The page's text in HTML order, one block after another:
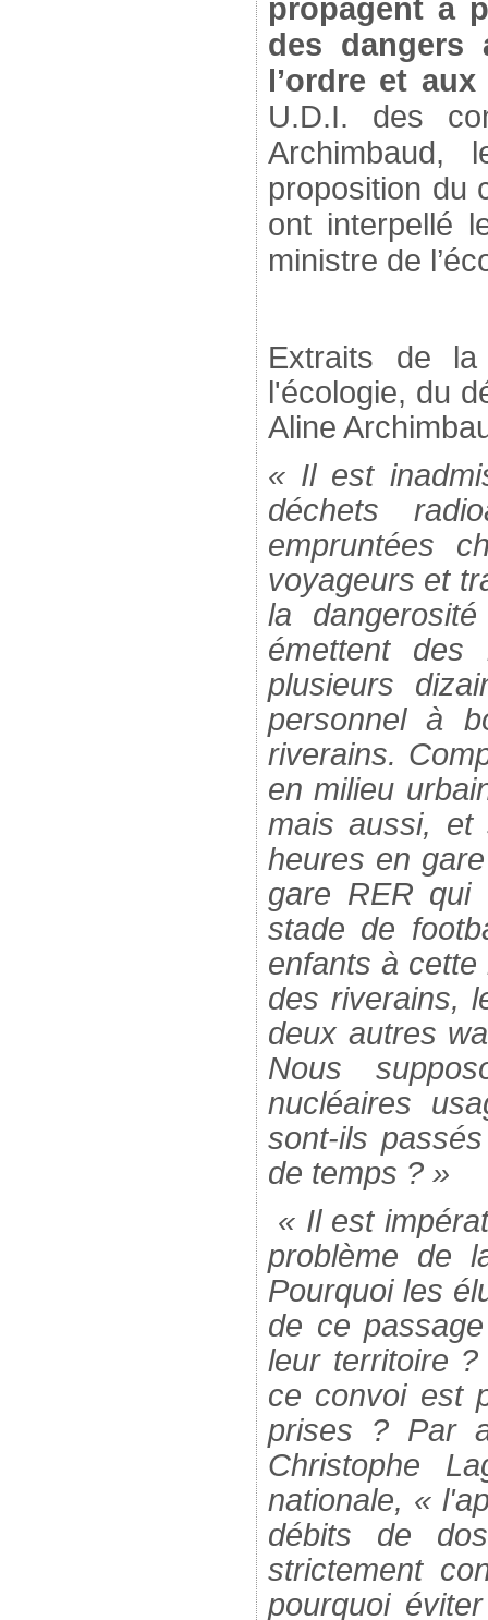
propagent à
des dangers
l’ordre et
U.D.I. des
Archimbaud,
proposition du
ont interpellé
ministre de
Extraits de
l'écologie, du
Aline
« Il est
déchets
empruntées
voyageurs et
la
émettent des
plusieurs
personnel à
riverains.
en milieu
mais aussi, et
heures en
gare RER qui
stade de
enfants à
des riverains,
deux autres
Nous
nucléaires
sont-ils
de temps ? »
« Il est
problème de
Pourquoi les
de ce
leur territoire
ce convoi est
prises ? Par
Christophe
nationale, «
débits de
strictement
pourquoi